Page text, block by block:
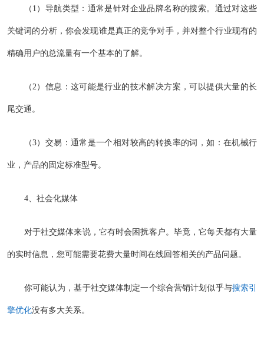
（1）导航类型：通常是针对企业品牌名称的搜索。通过对这些
关键词的分析，你会发现谁是真正的竞争对手，并对整个行业现有的
精确用户的总流量有一个基本的了解。
（2）信息：这可能是行业的技术解决方案，可以提供大量的长
尾交通。
（3）交易：通常是一个相对较高的转换率的词，如：在机械行
业，产品的固定标准型号。
4、社会化媒体
对于社交媒体来说，它有时会困扰客户。毕竟，它每天都有大量
的实时信息，您可能需要花费大量时间在线回答相关的产品问题。
你可能认为，基于社交媒体制定一个综合营销计划似乎与搜索引
擎优化没有多大关系。